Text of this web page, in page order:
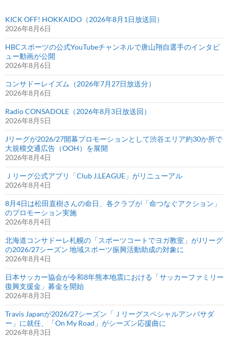
KICK OFF! HOKKAIDO（2026年8月1日放送回）
2026年8月6日
HBCスポーツの公式YouTubeチャンネルで唐山翔自選手のインタビ
ュー動画が公開
2026年8月6日
コンサドーレイズム（2026年7月27日放送分）
2026年8月6日
Radio CONSADOLE（2026年8月3日放送回）
2026年8月5日
Jリーグが2026/27開幕プロモーションとして渋谷エリア約30か所で
大規模交通広告（OOH）を展開
2026年8月4日
Ｊリーグ公式アプリ「Club J.LEAGUE」がリニューアル
2026年8月4日
8月4日は松田直樹さんの命日、各クラブが「命つなぐアクション」
のプロモーション実施
2026年8月4日
北海道コンサドーレ札幌の「スポーツコートでヨガ教室」がJリーグ
の2026/27シーズン 地域スポーツ振興活動助成の対象に
2026年8月4日
日本サッカー協会が令和8年熊本地震における「サッカーファミリー
復興支援金」募金を開始
2026年8月3日
Travis Japanが2026/27シーズン「Ｊリーグスペシャルアンバサダ
ー」に就任、「On My Road」がシーズン応援曲に
2026年8月3日